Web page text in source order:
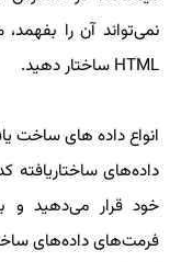
نمی‌تواند آن را
HTML ساختار دهید.
انواع داده های ساخت
داده‌های
خود قرار می‌دهید و
فرمت‌های داده‌های